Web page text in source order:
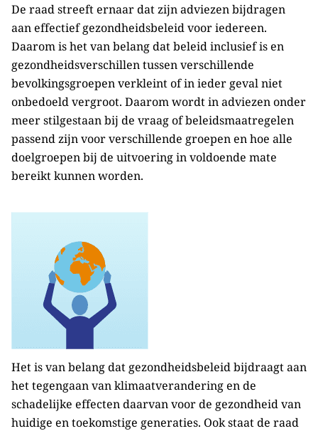
De raad streeft ernaar dat zijn adviezen bijdragen
aan effectief gezondheidsbeleid voor iedereen.
Daarom is het van belang dat beleid inclusief is en
gezondheidsverschillen tussen verschillende
bevolkingsgroepen verkleint of in ieder geval niet
onbedoeld vergroot. Daarom wordt in adviezen onder
meer stilgestaan bij de vraag of beleidsmaatregelen
passend zijn voor verschillende groepen en hoe alle
doelgroepen bij de uitvoering in voldoende mate
bereikt kunnen worden.
Het is van belang dat gezondheidsbeleid bijdraagt aan
het tegengaan van klimaatverandering en de
schadelijke effecten daarvan voor de gezondheid van
huidige en toekomstige generaties. Ook staat de raad